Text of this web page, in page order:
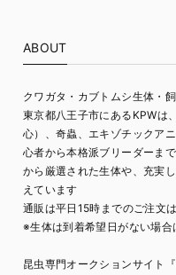
ABOUT
クワガタ・カブトムシ生体・
東京都八王子市にあるKPWは
心）、奇蟲、エキゾチックア
心者から本格派ブリーダーま
から厳選された生体や、充実
えています
通販は平日15時までのご注文
※生体は到着希望日がない場合
昆虫専門オークションサイト